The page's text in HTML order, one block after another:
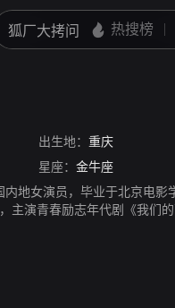
出生地： 重庆
星座： 金牛座
地女演员，毕业于北京电
主演青春励志年代剧《我们
》，还主演了抗战电影《铁
演的青春校园剧《陪你到世